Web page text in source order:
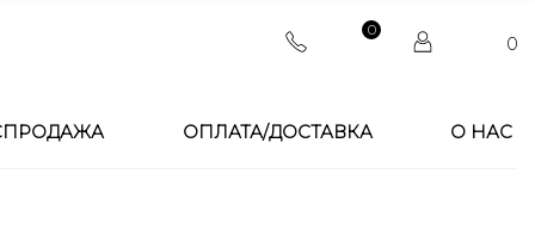
0
0
ОПЛАТА/ДОСТАВКА О НАС